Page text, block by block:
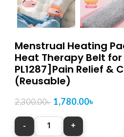
Menstrual Heating
Heat Therapy Belt for
PL1287]Pain Relief &
(Reusable)
2,300.00৳ 1,780.00৳